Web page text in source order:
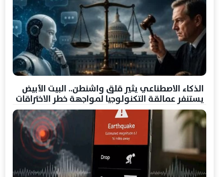
الذكاء الاصطناعي يثير قلق واشنطن.. البيت الأبيض
يستنفر عمالقة التكنولوجيا لمواجهة خطر الاختراقات